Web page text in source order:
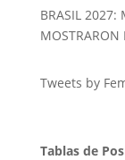
BRASIL 2027:
MOSTRARON
Tweets by
Tablas de